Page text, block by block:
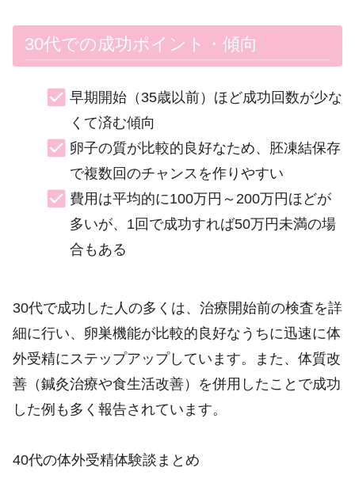
30代での成功ポイント・傾向
早期開始（35歳以前）ほど成功回数が少な
くて済む傾向
卵子の質が比較的良好なため、胚凍結保存
で複数回のチャンスを作りやすい
費用は平均的に100万円～200万円ほどが
多いが、1回で成功すれば50万円未満の場
合もある
30代で成功した人の多くは、治療開始前の検査を詳
細に行い、卵巣機能が比較的良好なうちに迅速に体
外受精にステップアップしています。また、体質改
善（鍼灸治療や食生活改善）を併用したことで成功
した例も多く報告されています。
40代の体外受精体験談まとめ